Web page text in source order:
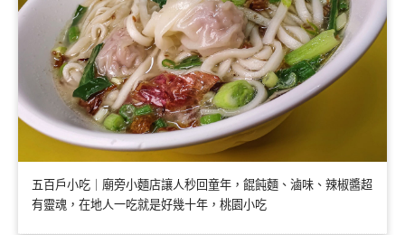
五百戶小吃｜廟旁小麵店讓人秒回童年，餛飩麵、滷味、辣椒醬超
有靈魂，在地人一吃就是好幾十年，桃園小吃